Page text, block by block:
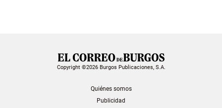
Copyright ©2026 Burgos Publicaciones, S.A.
Quiénes somos
Publicidad